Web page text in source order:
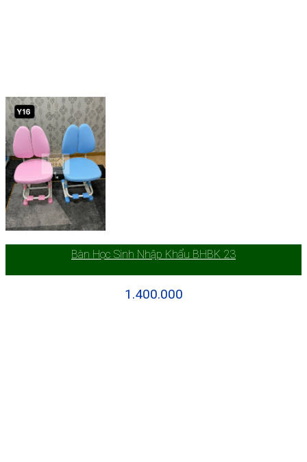
Bàn Học Sinh Nhập Khẩu BHBK 23
1.400.000